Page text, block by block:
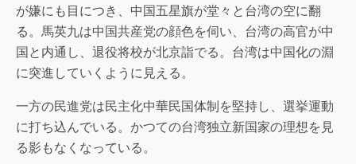
が嫌にも目につき、中国五星旗が堂々と台湾の空に翻
る。馬英九は中国共産党の顔色を伺い、台湾の高官が中
国と内通し、退役将校が北京詣でる。台湾は中国化の淵
に突進していくように見える。
一方の民進党は民主化中華民国体制を堅持し、選挙運動
に打ち込んでいる。かつての台湾独立新国家の理想を見
る影もなくなっている。